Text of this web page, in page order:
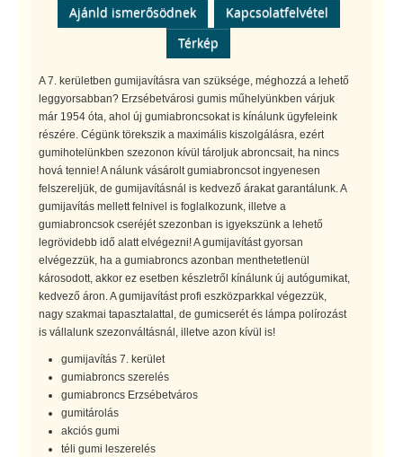
Ajánld ismerősödnek
Kapcsolatfelvétel
Térkép
A 7. kerületben gumijavításra van szüksége, méghozzá a lehető
leggyorsabban? Erzsébetvárosi gumis műhelyünkben várjuk
már 1954 óta, ahol új gumiabroncsokat is kínálunk ügyfeleink
részére. Cégünk törekszik a maximális kiszolgálásra, ezért
gumihotelünkben szezonon kívül tároljuk abroncsait, ha nincs
hová tennie! A nálunk vásárolt gumiabroncsot ingyenesen
felszereljük, de gumijavításnál is kedvező árakat garantálunk. A
gumijavítás mellett felnivel is foglalkozunk, illetve a
gumiabroncsok cseréjét szezonban is igyekszünk a lehető
legrövidebb idő alatt elvégezni! A gumijavítást gyorsan
elvégezzük, ha a gumiabroncs azonban menthetetlenül
károsodott, akkor ez esetben készletről kínálunk új autógumikat,
kedvező áron. A gumijavítást profi eszközparkkal végezzük,
nagy szakmai tapasztalattal, de gumicserét és lámpa polírozást
is vállalunk szezonváltásnál, illetve azon kívül is!
gumijavítás 7. kerület
gumiabroncs szerelés
gumiabroncs Erzsébetváros
gumitárolás
akciós gumi
téli gumi leszerelés